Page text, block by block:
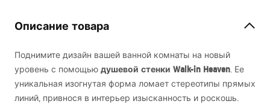
Описание товара
Поднимите дизайн вашей ванной комнаты на новый
уровень с помощью душевой стенки Walk-in Heaven. Ее
уникальная изогнутая форма ломает стереотипы прямых
линий, привнося в интерьер изысканность и роскошь.